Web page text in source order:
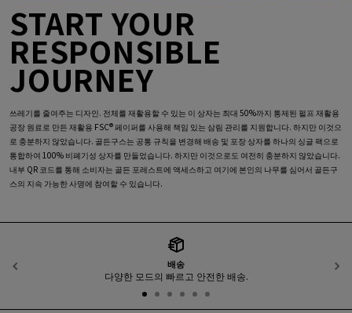
START YOUR
RESPONSIBLE
JOURNEY
쓰레기를 줄여주는 디자인. 전체를 재활용할 수 있는 이 상자는 최대 50%까지 통제된 펄프 재활용
공장 원료로 만든 재활용 FSC® 페이퍼를 사용해 책임 있는 삼림 관리를 지원합니다. 하지만 이것으
로 충분하지 않았습니다. 골든구스는 공통 규칙을 변경해 배송 및 포장 상자를 하나의 싱글 팩으로
통합하여 100% 비폐기성 상자를 만들었습니다. 하지만 이것으로도 여전히 충분하지 않았습니다.
내부 QR 코드를 통해 소비자는 골든 포레스트에 액세스하고 여기에 본인의 나무를 심어서 골든구
스의 지속 가능한 사명에 참여할 수 있습니다.
배송
다양한 모드의 빠르고 안전한 배송.
이전